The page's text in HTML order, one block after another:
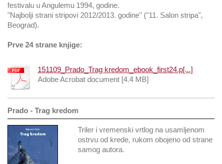
festivalu u Angulemu 1994, godine.
"Najbolji strani stripovi 2012/2013. godine" ("11. Salon stripa",
Beograd).
Prve 24 strane knjige:
151109_Prado_Trag kredom_ebook_first24.p[...]
Adobe Acrobat document [4.4 MB]
Prado - Trag kredom
Triler i vremenski vrtlog na usamljenom
ostrvu od krede, rukom obojeno od strane
samog autora.